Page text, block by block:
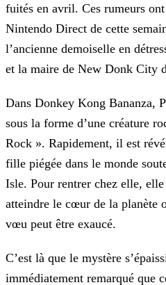
fuités en avril. Ces rumeurs
Nintendo Direct de cette
l’ancienne demoiselle en
et la maire de New Donk City
Dans Donkey Kong Bananza,
sous la forme d’une créature
Rock ». Rapidement, il est
fille piégée dans le monde
Isle. Pour rentrer chez elle,
atteindre le cœur de la planète
vœu peut être exaucé.
C’est là que le mystère
immédiatement remarqué que